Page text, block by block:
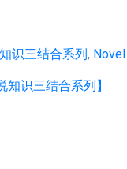
识三结合系列, Novel
识三结合系列】